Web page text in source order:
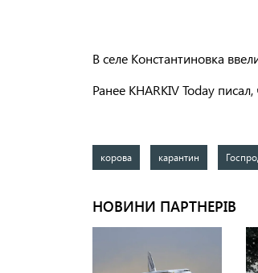
В селе Константиновка
Ранее KHARKIV Today писал,
корова карантин